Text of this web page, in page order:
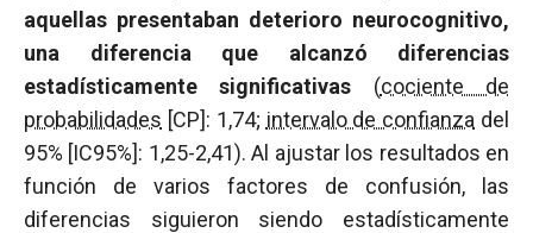
aquellas presentaban deterioro neurocognitivo,
una diferencia que alcanzó diferencias
estadísticamente significativas (cociente de
probabilidades [CP]: 1,74; intervalo de confianza del
95% [IC95%]: 1,25-2,41). Al ajustar los resultados en
función de varios factores de confusión, las
diferencias siguieron siendo estadísticamente